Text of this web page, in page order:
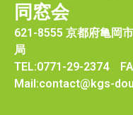
同窓会
621-8555 京都府亀岡
局
TEL:0771-29-2374
Mail:contact@kgs-